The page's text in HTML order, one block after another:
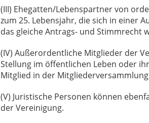
(III) Ehegatten/Lebenspartner von
zum 25. Lebensjahr, die sich in einer
das gleiche Antrags- und Stimmrecht
(IV) Außerordentliche Mitglieder der
Stellung im öffentlichen Leben oder
Mitglied in der
(V) Juristische Personen können
der Vereinigung.